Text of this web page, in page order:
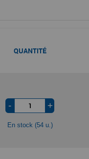
QUANTITÉ
- +
En stock (54 u.)